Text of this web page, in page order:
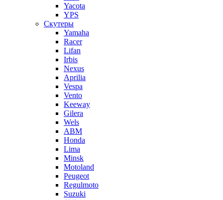
Yacota
YPS
Скутеры
Yamaha
Racer
Lifan
Irbis
Nexus
Aprilia
Vespa
Vento
Keeway
Gilera
Wels
ABM
Honda
Lima
Minsk
Motoland
Peugeot
Regulmoto
Suzuki